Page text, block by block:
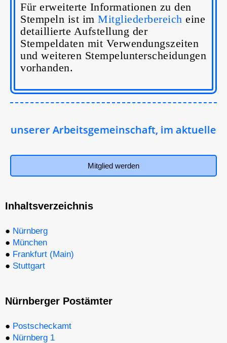
Für erweiterte Informationen zu den
Stempeln ist im Mitgliederbereich eine
detaillierte Aufstellung der
Stempeldaten mit Verwendungszeiten
und weiteren Stempelunterscheidungen
vorhanden.
unserer Arbeitsgemeinschaft, im
Mitglied werden
Inhaltsverzeichnis
● Nürnberg
● München
● Frankfurt (Main)
● Stuttgart
Nürnberger Postämter
● Postscheckamt
● Nürnberg 1